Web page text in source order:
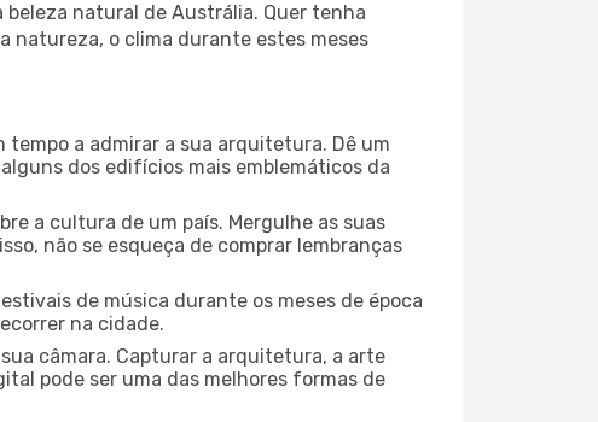
natural de Austrália. Quer tenha
natureza, o clima durante estes meses
a admirar a sua arquitetura. Dê um
dos edifícios mais emblemáticos da
a cultura de um país. Mergulhe as suas
não se esqueça de comprar lembranças
de música durante os meses de época
na cidade.
câmara. Capturar a arquitetura, a arte
pode ser uma das melhores formas de